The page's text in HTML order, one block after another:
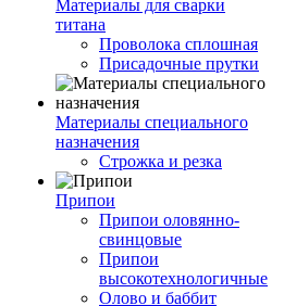
Материалы для сварки
титана
Проволока сплошная
Присадочные прутки
Материалы специального
назначения
Строжка и резка
Припои
Припои оловянно-
свинцовые
Припои
высокотехнологичные
Олово и баббит